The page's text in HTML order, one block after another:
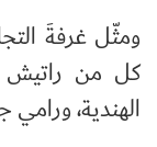
ومثّل غرفةَ
كل من راتيش
الهندية،